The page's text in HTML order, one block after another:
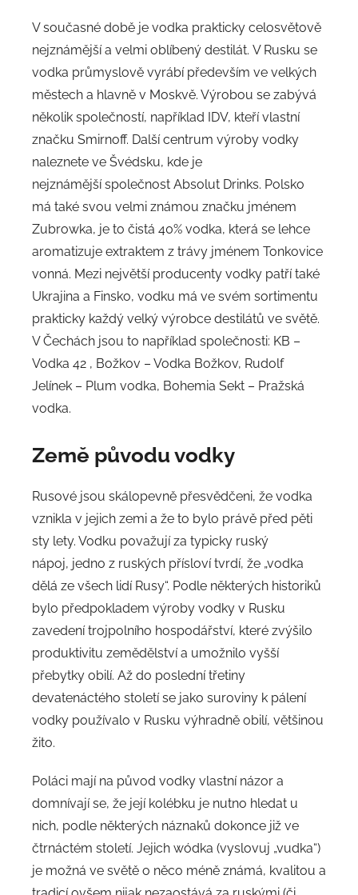
V současné době je vodka prakticky celosvětově
nejznámější a velmi oblíbený destilát. V Rusku se
vodka průmyslově vyrábí především ve velkých
městech a hlavně v Moskvě. Výrobou se zabývá
několik společností, například IDV, kteří vlastní
značku Smirnoff. Další centrum výroby vodky
naleznete ve Švédsku, kde je
nejznámější společnost Absolut Drinks. Polsko
má také svou velmi známou značku jménem
Zubrowka, je to čistá 40% vodka, která se lehce
aromatizuje extraktem z trávy jménem Tonkovice
vonná. Mezi největší producenty vodky patří také
Ukrajina a Finsko, vodku má ve svém sortimentu
prakticky každý velký výrobce destilátů ve světě.
V Čechách jsou to například společnosti: KB –
Vodka 42 , Božkov – Vodka Božkov, Rudolf
Jelínek – Plum vodka, Bohemia Sekt – Pražská
vodka.
Země původu vodky
Rusové jsou skálopevně přesvědčeni, že vodka
vznikla v jejich zemi a že to bylo právě před pěti
sty lety. Vodku považují za typicky ruský
nápoj, jedno z ruských přísloví tvrdí, že „vodka
dělá ze všech lidí Rusy“. Podle některých historiků
bylo předpokladem výroby vodky v Rusku
zavedení trojpolního hospodářství, které zvýšilo
produktivitu zemědělství a umožnilo vyšší
přebytky obilí. Až do poslední třetiny
devatenáctého století se jako suroviny k pálení
vodky používalo v Rusku výhradně obilí, většinou
žito.
Poláci mají na původ vodky vlastní názor a
domnívají se, že její kolébku je nutno hledat u
nich, podle některých náznaků dokonce již ve
čtrnáctém století. Jejich wódka (vyslovuj „vudka“)
je možná ve světě o něco méně známá, kvalitou a